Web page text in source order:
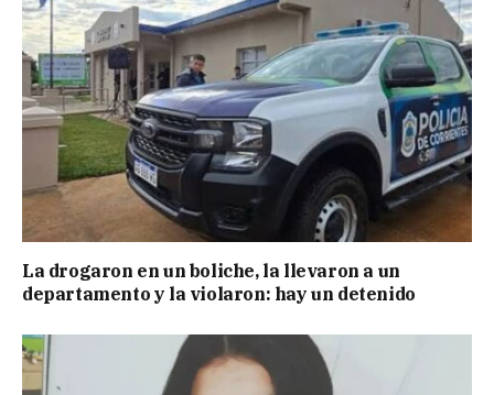
La drogaron en un boliche, la llevaron a un
departamento y la violaron: hay un detenido